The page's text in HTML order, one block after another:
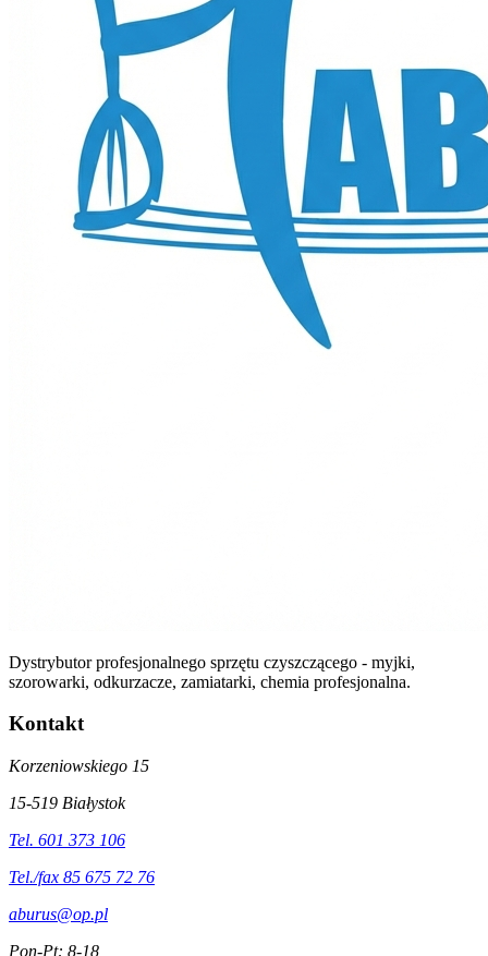
Dystrybutor profesjonalnego sprzętu czyszczącego - myjki,
szorowarki, odkurzacze, zamiatarki, chemia profesjonalna.
Kontakt
Korzeniowskiego 15
15-519 Białystok
Tel. 601 373 106
Tel./fax 85 675 72 76
aburus@op.pl
Pon-Pt: 8-18